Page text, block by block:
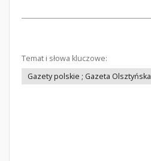
Temat i słowa kluczowe:
Gazety polskie ; Gazeta Olsztyńska